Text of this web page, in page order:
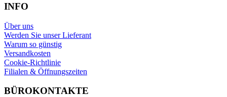
INFO
Über uns
Werden Sie unser Lieferant
Warum so günstig
Versandkosten
Cookie-Richtlinie
Filialen & Öffnungszeiten
BÜROKONTAKTE